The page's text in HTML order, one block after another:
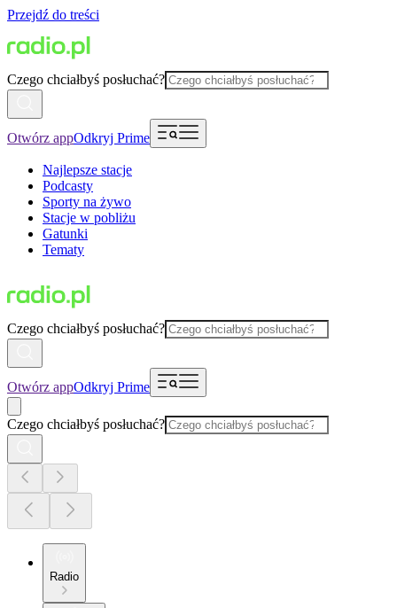
Przejdź do treści
Czego chciałbyś posłuchać?
Otwórz appOdkryj Prime
Najlepsze stacje
Podcasty
Sporty na żywo
Stacje w pobliżu
Gatunki
Tematy
Czego chciałbyś posłuchać?
Otwórz appOdkryj Prime
Czego chciałbyś posłuchać?
Radio